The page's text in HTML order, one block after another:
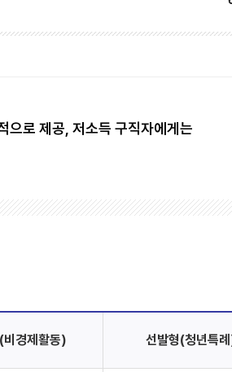
으로 제공, 저소득 구직자에게는
비경제활동) 선발형(청년특